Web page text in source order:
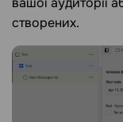
створених.